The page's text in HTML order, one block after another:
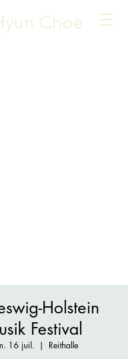
Choe
Holstein
Festival
16 juil.
  |
Reithalle